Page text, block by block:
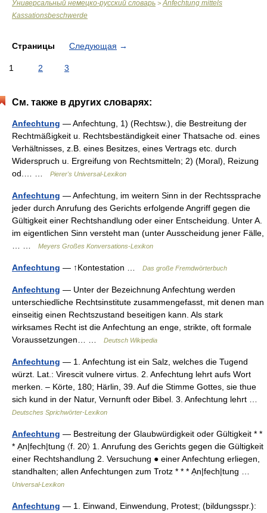
Универсальный немецко-русский словарь > Anfechtung mittels
Kassationsbeschwerde
Страницы Следующая →
1 2 3
См. также в других словарях:
Anfechtung — Anfechtung, 1) (Rechtsw.), die Bestreitung der
Rechtmäßigkeit u. Rechtsbeständigkeit einer Thatsache od. eines
Verhältnisses, z.B. eines Besitzes, eines Vertrags etc. durch
Widerspruch u. Ergreifung von Rechtsmitteln; 2) (Moral), Reizung
od.… …
Pierer's Universal-Lexikon
Anfechtung — Anfechtung, im weitern Sinn in der Rechtssprache
jeder durch Anrufung des Gerichts erfolgende Angriff gegen die
Gültigkeit einer Rechtshandlung oder einer Entscheidung. Unter A.
im eigentlichen Sinn versteht man (unter Ausscheidung jener Fälle,
Meyers Großes Konversations-Lexikon
Anfechtung — ↑Kontestation … Das große Fremdwörterbuch
Anfechtung — Unter der Bezeichnung Anfechtung werden
unterschiedliche Rechtsinstitute zusammengefasst, mit denen man
einseitig einen Rechtszustand beseitigen kann. Als stark
wirksames Recht ist die Anfechtung an enge, strikte, oft formale
Voraussetzungen… …
Deutsch Wikipedia
Anfechtung — 1. Anfechtung ist ein Salz, welches die Tugend
würzt. Lat.: Virescit vulnere virtus. 2. Anfechtung lehrt aufs Wort
merken. – Körte, 180; Härlin, 39. Auf die Stimme Gottes, sie thue
sich kund in der Natur, Vernunft oder Bibel. 3. Anfechtung lehrt …
Deutsches Sprichwörter-Lexikon
Anfechtung — Bestreitung der Glaubwürdigkeit oder Gültigkeit * *
* Ạn|fech|tung 〈f. 20〉 1. Anrufung des Gerichts gegen die Gültigkeit
einer Rechtshandlung 2. Versuchung ● einer Anfechtung erliegen,
standhalten; allen Anfechtungen zum Trotz * * * Ạn|fech|tung …
Universal-Lexikon
Anfechtung — 1. Einwand, Einwendung, Protest; (bildungsspr.):